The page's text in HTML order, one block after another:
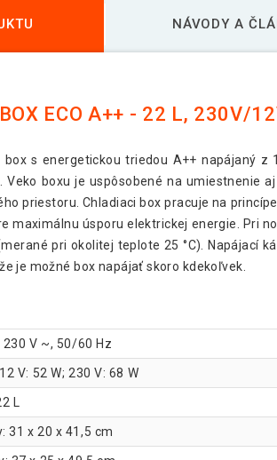
NÁVODY A
ECO A++ - 22 L, 230V/
box s energetickou triedou A++ napájaný
Veko boxu je uspôsobené na umiestnenie
priestoru. Chladiaci box pracuje na
maximálnu úsporu elektrickej energie. Pri
pri okolitej teplote 25 °C). Napájací
je možné box napájať skoro kdekoľvek.
V ~, 50/60 Hz
V: 52 W; 230 V: 68 W
L
31 x 20 x 41,5 cm